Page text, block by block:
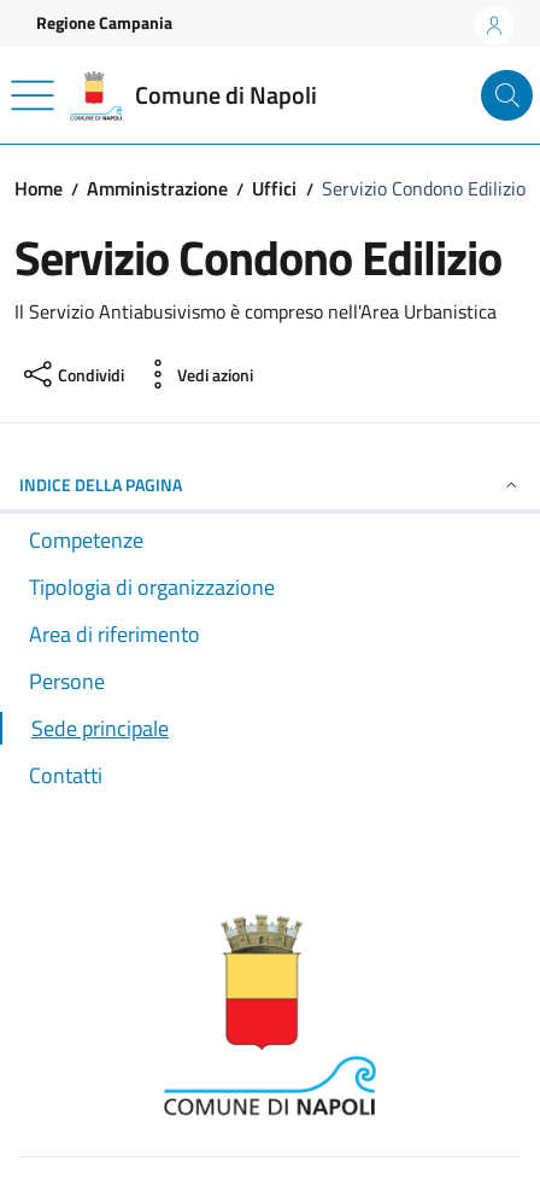
Vai ai contenuti
Vai al footer
Regione Campania
Comune di Napoli
Home Amministrazione Uffici Servizio Condono Edilizio
Servizio Condono Edilizio
Il Servizio Antiabusivismo è compreso nell'Area Urbanistica
Condividi Vedi azioni
INDICE DELLA PAGINA
Competenze
Tipologia di organizzazione
Area di riferimento
Persone
Sede principale
Contatti